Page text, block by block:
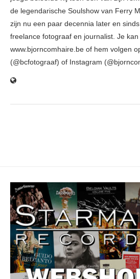
de legendarische Soulshow van Ferry
zijn nu een paar decennia later en
freelance fotograaf en journalist. Je
www.bjorncomhaire.be of hem volgen
(@bcfotograaf) of Instagram